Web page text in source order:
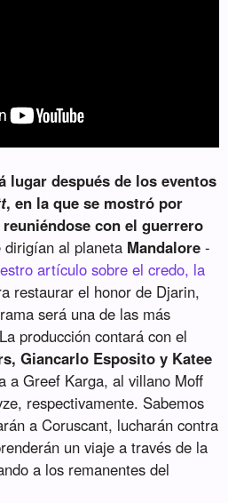
lugar después de los eventos
, en la que se mostró por
con el guerrero
dirigían al planeta Mandalore -
artículo sobre el credo, la
restaurar el honor de Djarin,
será una de las más
producción contará con el
Giancarlo Esposito y Katee
a Greef Karga, al villano Moff
respectivamente. Sabemos
a Coruscant, lucharán contra
un viaje a través de la
a los remanentes del